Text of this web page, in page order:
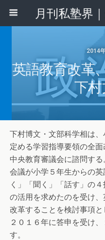
2014
英語教育改革
下
下村博文・文部科学相は
定める学習指導要領の全
中央教育審議会に諮問す
会議が小学５年生からの
く」「聞く」「話す」の
の活用を求めたのを受け
改革することを検討事項
２０１６年に答申を受け
す。